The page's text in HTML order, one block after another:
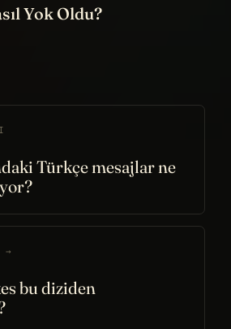
Yok Oldu?
Türkçe mesajlar ne
→
bu diziden